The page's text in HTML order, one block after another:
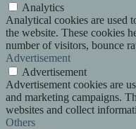
Analytics
Analytical cookies are used
the website. These cookies
number of visitors, bounce
Advertisement
Advertisement
Advertisement cookies are
and marketing campaigns.
websites and collect
Others